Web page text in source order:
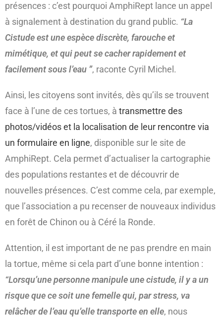
présences : c’est pourquoi AmphiRept lance un appel
à signalement à destination du grand public. “La
Cistude est une espèce discrète, farouche et
mimétique, et qui peut se cacher rapidement et
facilement sous l’eau ”, raconte Cyril Michel.
Ainsi, les citoyens sont invités, dès qu’ils se trouvent
face à l’une de ces tortues, à transmettre des
photos/vidéos et la localisation de leur rencontre via
un formulaire en ligne, disponible sur le site de
AmphiRept. Cela permet d’actualiser la cartographie
des populations restantes et de découvrir de
nouvelles présences. C’est comme cela, par exemple,
que l’association a pu recenser de nouveaux individus
en forêt de Chinon ou à Céré la Ronde.
Attention, il est important de ne pas prendre en main
la tortue, même si cela part d’une bonne intention :
“Lorsqu’une personne manipule une cistude, il y a un
risque que ce soit une femelle qui, par stress, va
relâcher de l’eau qu’elle transporte en elle, nous